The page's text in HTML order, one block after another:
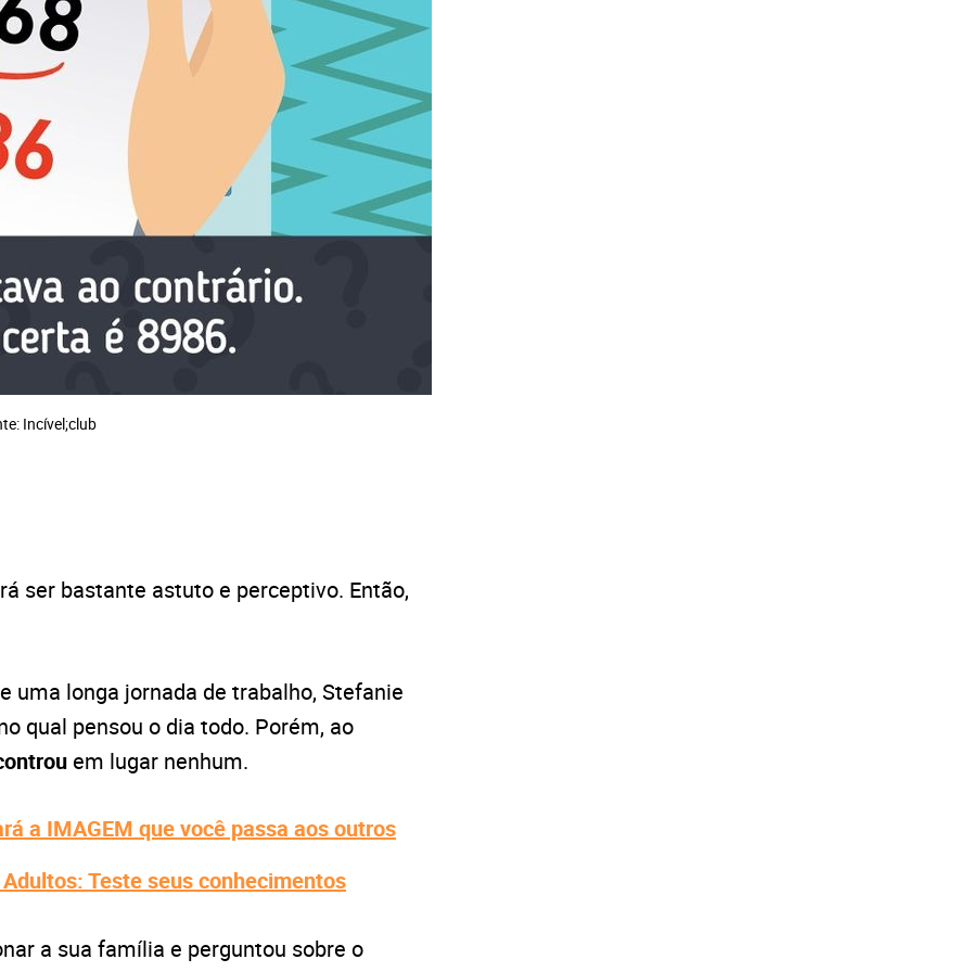
Incível;club
ser bastante astuto e perceptivo. Então,
uma longa jornada de trabalho, Stefanie
qual pensou o dia todo. Porém, ao
em lugar nenhum.
a IMAGEM que você passa aos outros
Teste seus conhecimentos
a sua família e perguntou sobre o